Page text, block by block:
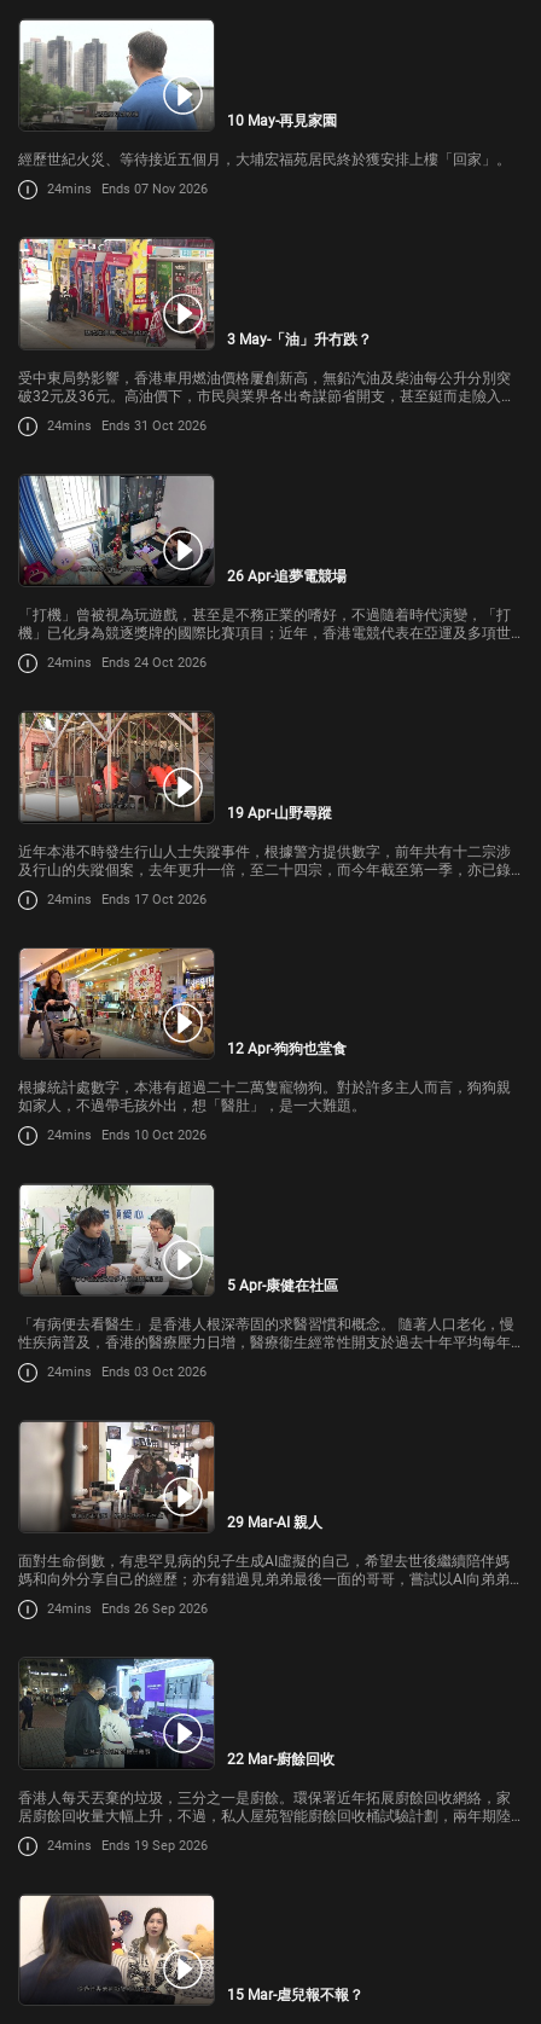
10 May-再見家園
經歷世紀火災、等待接近五個月，大埔宏福苑居民終於獲安排上樓「回家」。
24mins Ends 07 Nov 2026
3 May-「油」升冇跌？
受中東局勢影響，香港車用燃油價格屢創新高，無鉛汽油及柴油每公升分別突
破32元及36元。高油價下，市民與業界各出奇謀節省開支，甚至鋌而走險入
「鬼油」。...
24mins Ends 31 Oct 2026
26 Apr-追夢電競場
「打機」曾被視為玩遊戲，甚至是不務正業的嗜好，不過隨着時代演變，「打
機」已化身為競逐獎牌的國際比賽項目；近年，香港電競代表在亞運及多項世
界賽事屢獲佳績，這群「追夢者」如何在資源匱乏與現實壓力之間，開拓出一
條電競之路？
24mins Ends 24 Oct 2026
19 Apr-山野尋蹤
近年本港不時發生行山人士失蹤事件，根據警方提供數字，前年共有十二宗涉
及行山的失蹤個案，去年更升一倍，至二十四宗，而今年截至第一季，亦已錄
得四宗；對於那些音訊全無的失蹤者家屬來說，等待救援的每一分、每一秒，
都是極大的精神煎熬。
24mins Ends 17 Oct 2026
12 Apr-狗狗也堂食
根據統計處數字，本港有超過二十二萬隻寵物狗。對於許多主人而言，狗狗親
如家人，不過帶毛孩外出，想「醫肚」，是一大難題。
24mins Ends 10 Oct 2026
5 Apr-康健在社區
「有病便去看醫生」是香港人根深蒂固的求醫習慣和概念。 隨著人口老化，慢
性疾病普及，香港的醫療壓力日增，醫療衞生經常性開支於過去十年平均每年
增長4.3%。
24mins Ends 03 Oct 2026
29 Mar-AI 親人
面對生命倒數，有患罕見病的兒子生成AI虛擬的自己，希望去世後繼續陪伴媽
媽和向外分享自己的經歷；亦有錯過見弟弟最後一面的哥哥，嘗試以AI向弟弟
道別。
24mins Ends 26 Sep 2026
22 Mar-廚餘回收
香港人每天丟棄的垃圾，三分之一是廚餘。環保署近年拓展廚餘回收網絡，家
居廚餘回收量大幅上升，不過，私人屋苑智能廚餘回收桶試驗計劃，兩年期陸
續屆滿,有學者指會浪費成果，有組織建議署方繼續資助，結果會是怎樣？
24mins Ends 19 Sep 2026
15 Mar-虐兒報不報？